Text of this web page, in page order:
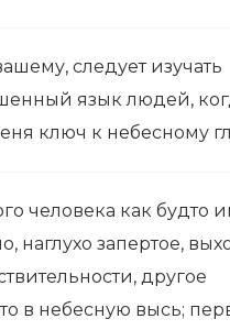
следует изучать
язык людей,
ключ к небесному
человека как будто
наглухо запертое,
другое
в небесную высь;